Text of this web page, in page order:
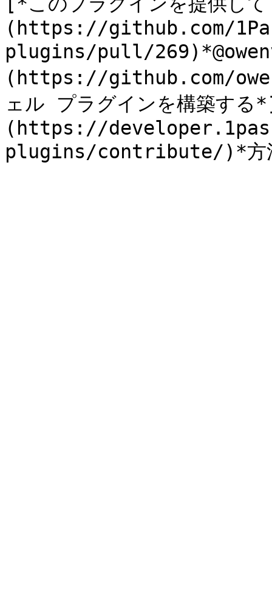
(https://github.com/
plugins/pull/
(https://github.com/
ェル プラグインを構築する
(https://